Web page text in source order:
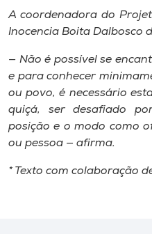
A coordenadora do
Inocencia Boita Dalbosco
— Não é possível se
e para conhecer
ou povo, é necessário
quiçá, ser desafiado
posição e o modo como
ou pessoa — afirma.
* Texto com colaboração